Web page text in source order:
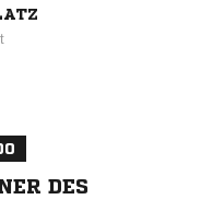
DES